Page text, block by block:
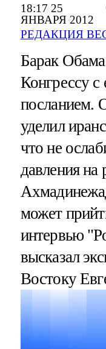
18:17 25
ЯНВАРЯ 2012
РЕДАКЦИЯ
Барак
Конгрессу
посланием.
уделил
что не
давления
может
интервью
высказал
Востоку